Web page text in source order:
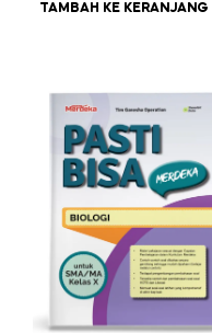
TAMBAH KE KERANJANG